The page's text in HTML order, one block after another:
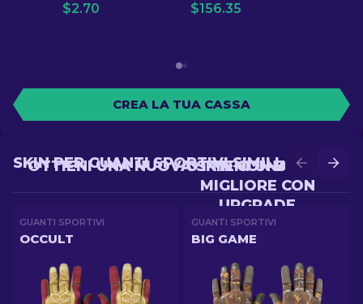
$2.70
$156.35
CREA LA TUA CASSA
OTTIENI UNA SKIN
MIGLIORE CON
UPGRADE
OTTIENI UNA NUOVA SKIN CON BATTLE
SKIN PER GUANTI SPORTIVI SIMILI
GUANTI SPORTIVI
OCCULT
GUANTI SPORTIVI
BIG GAME